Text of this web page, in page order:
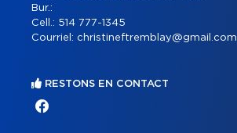
Bur.:
Cell.: 514 777-1345
Courriel: christineftremblay@gmail.com
RESTONS EN CONTACT